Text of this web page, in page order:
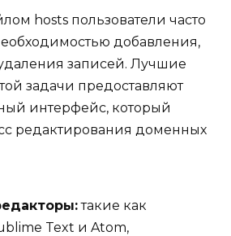
hosts пользователи часто
добавления,
записей. Лучшие
задачи предоставляют
интерфейс, который
редактирования доменных
такие как
Text и Atom,